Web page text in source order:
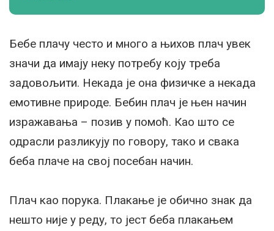
Бебе плачу често и много а њихов плач увек
значи да имају неку потребу коју треба
задовољити. Некада је она физичке а некада
емотивне природе. Бебин плач је њен начин
изражавања – позив у помоћ. Као што се
одрасли разликују по говору, тако и свака
беба плаче на свој посебан начин.
Плач као порука. Плакање је обично знак да
нешто није у реду, то јест беба плакањем